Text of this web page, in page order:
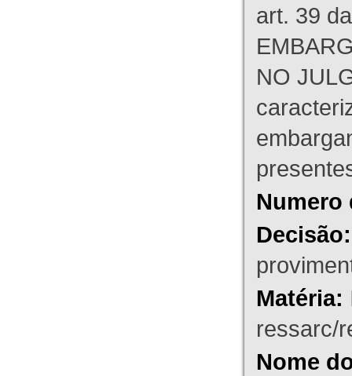
art. 39
NO
Numero
Decisão:
Matéria:
ressarc/
Nome